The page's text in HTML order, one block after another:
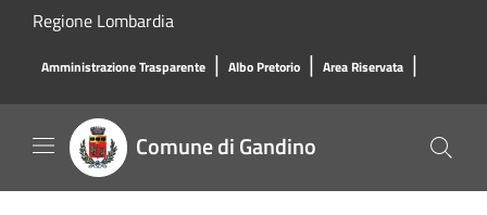
Salta al contenuto principale
Regione Lombardia
Amministrazione Trasparente | Albo Pretorio | Area Riservata |
Comune di Gandino